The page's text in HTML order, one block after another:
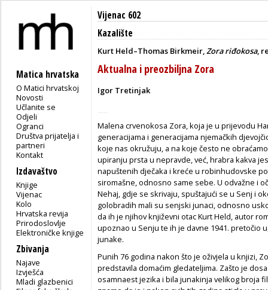
Matica hrvatska
O Matici hrvatskoj
Novosti
Učlanite se
Odjeli
Ogranci
Društva prijatelja i
partneri
Kontakt
Izdavaštvo
Knjige
Vijenac
Kolo
Hrvatska revija
Prirodoslovlje
Elektroničke knjige
Zbivanja
Najave
Izvješća
Mladi glazbenici
Vijenac 602
Kazalište
Kurt Held–Thomas Birkmeir,Zora riđokosa,
Aktualna i preozbiljna Zora
Igor Tretinjak
Malena crvenokosa Zora, koja je u prijevodu
generacijama i generacijama njemačkih
koje nas okružuju, a na koje često ne
upiranju prsta u nepravde, već, hrabra kakva
napuštenih dječaka i kreće u robinhudovske
siromašne, odnosno same sebe. U odvažne i
Nehaj, gdje se skrivaju, spuštajući se u Senj i
golobradih mali su senjski junaci, odnosno
da ih je njihov književni otac Kurt Held, autor
upoznao u Senju te ih je davne 1941. pretočio
junake.
Punih 76 godina nakon što je oživjela u knjizi,
predstavila domaćim gledateljima. Zašto je
osamnaest jezika i bila junakinja velikog broja